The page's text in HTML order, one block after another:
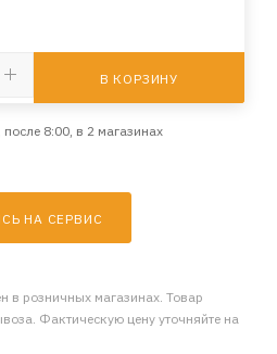
В КОРЗИНУ
8:00, в 2 магазинах
НА СЕРВИС
в розничных магазинах. Товар
Фактическую цену уточняйте на